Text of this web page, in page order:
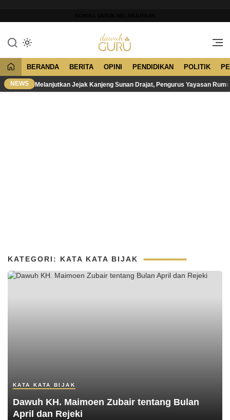
konten
Dawuh Guru
Merawat Tradisi, Membangun
BERANDA BERITA OPINI PENDIDIKAN POLITIK
NEWS Melanjutkan Jejak Kanjeng Sunan Drajat, Pengurus Yayasan
KATEGORI: KATA KATA BIJAK
KATA KATA BIJAK
Dawuh KH. Maimoen Zubair tentang Bulan
April dan Rejeki